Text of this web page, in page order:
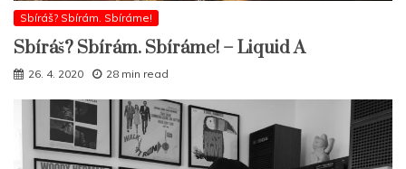
Sbíráš? Sbírám. Sbíráme!
Sbíráš? Sbírám. Sbíráme! – Liquid A
26. 4. 2020 28 min read